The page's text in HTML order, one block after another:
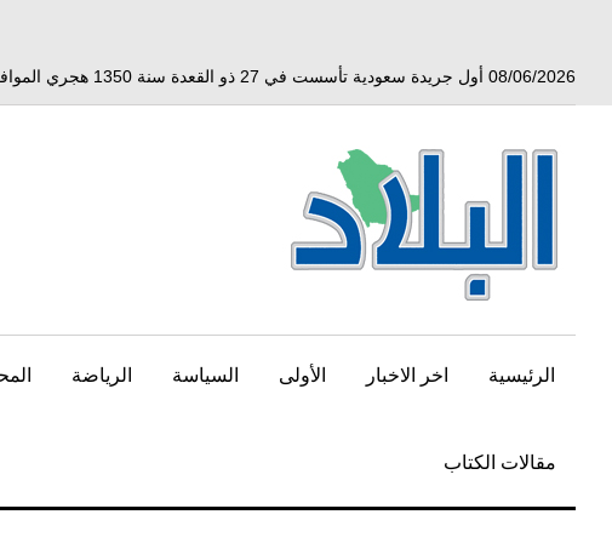
08/06/2026 أول جريدة سعودية تأسست في 27 ذو القعدة سنة 1350 هجري الموافق 3 أبريل 1932 ميلادي
الرئيسية اخر الاخبار الأولى السياسة الرياضة
مقالات الكتاب